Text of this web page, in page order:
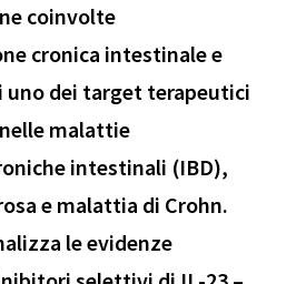
coinvolte
cronica intestinale e
uno dei target terapeutici
malattie
intestinali (IBD),
e malattia di Crohn.
le evidenze